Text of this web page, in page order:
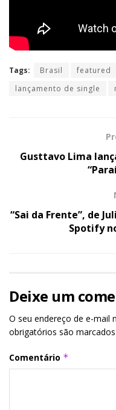
Tags: Brasil featured
lançamento de single
Gusttavo Lima
“Sai da Frente”, de
Spotify
Deixe um
O seu endereço de e-mail
obrigatórios são
Comentário *